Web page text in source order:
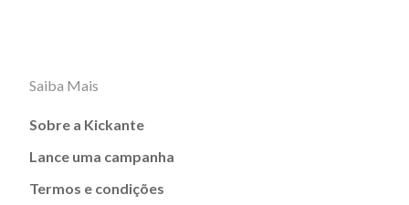
Saiba Mais
Sobre a Kickante
Lance uma campanha
Termos e condições